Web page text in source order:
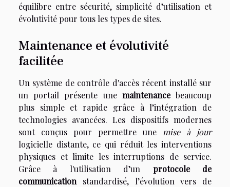
équilibre entre sécurité, simplicité d’utilisation et
évolutivité pour tous les types de sites.
Maintenance et évolutivité
facilitée
Un système de contrôle d'accès récent installé sur
un portail présente une maintenancebeaucoup
plus simple et rapide grâce à l’intégration de
technologies avancées. Les dispositifs modernes
sont conçus pour permettre une mise à jour
logicielle distante, ce qui réduit les interventions
physiques et limite les interruptions de service.
Grâce à l'utilisation d’un protocole de
communication standardisé, l’évolution vers de